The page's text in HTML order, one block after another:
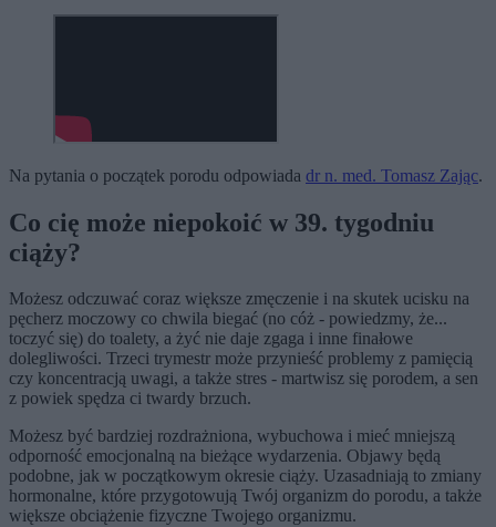
Na pytania o początek porodu odpowiada dr n. med. Tomasz Zając.
Co cię może niepokoić w 39. tygodniu
ciąży?
Możesz odczuwać coraz większe zmęczenie i na skutek ucisku na
pęcherz moczowy co chwila biegać (no cóż - powiedzmy, że...
toczyć się) do toalety, a żyć nie daje zgaga i inne finałowe
dolegliwości. Trzeci trymestr może przynieść problemy z pamięcią
czy koncentracją uwagi, a także stres - martwisz się porodem, a sen
z powiek spędza ci twardy brzuch.
Możesz być bardziej rozdrażniona, wybuchowa i mieć mniejszą
odporność emocjonalną na bieżące wydarzenia. Objawy będą
podobne, jak w początkowym okresie ciąży. Uzasadniają to zmiany
hormonalne, które przygotowują Twój organizm do porodu, a także
większe obciążenie fizyczne Twojego organizmu.